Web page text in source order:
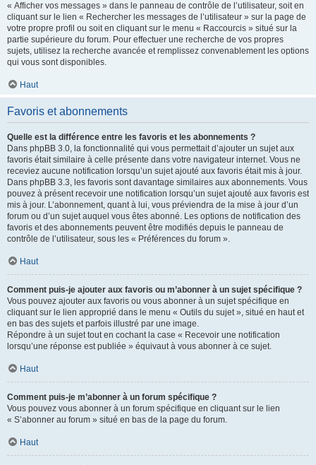
« Afficher vos messages » dans le panneau de contrôle de l’utilisateur, soit en
cliquant sur le lien « Rechercher les messages de l’utilisateur » sur la page de
votre propre profil ou soit en cliquant sur le menu « Raccourcis » situé sur la
partie supérieure du forum. Pour effectuer une recherche de vos propres
sujets, utilisez la recherche avancée et remplissez convenablement les options
qui vous sont disponibles.
Haut
Favoris et abonnements
Quelle est la différence entre les favoris et les abonnements ?
Dans phpBB 3.0, la fonctionnalité qui vous permettait d’ajouter un sujet aux
favoris était similaire à celle présente dans votre navigateur internet. Vous ne
receviez aucune notification lorsqu’un sujet ajouté aux favoris était mis à jour.
Dans phpBB 3.3, les favoris sont davantage similaires aux abonnements. Vous
pouvez à présent recevoir une notification lorsqu’un sujet ajouté aux favoris est
mis à jour. L’abonnement, quant à lui, vous préviendra de la mise à jour d’un
forum ou d’un sujet auquel vous êtes abonné. Les options de notification des
favoris et des abonnements peuvent être modifiés depuis le panneau de
contrôle de l’utilisateur, sous les « Préférences du forum ».
Haut
Comment puis-je ajouter aux favoris ou m’abonner à un sujet spécifique ?
Vous pouvez ajouter aux favoris ou vous abonner à un sujet spécifique en
cliquant sur le lien approprié dans le menu « Outils du sujet », situé en haut et
en bas des sujets et parfois illustré par une image.
Répondre à un sujet tout en cochant la case « Recevoir une notification
lorsqu’une réponse est publiée » équivaut à vous abonner à ce sujet.
Haut
Comment puis-je m’abonner à un forum spécifique ?
Vous pouvez vous abonner à un forum spécifique en cliquant sur le lien
« S’abonner au forum » situé en bas de la page du forum.
Haut